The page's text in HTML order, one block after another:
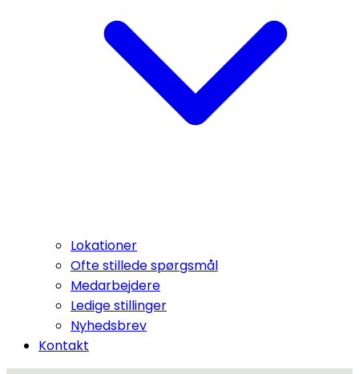
Lokationer
Ofte stillede spørgsmål
Medarbejdere
Ledige stillinger
Nyhedsbrev
Kontakt